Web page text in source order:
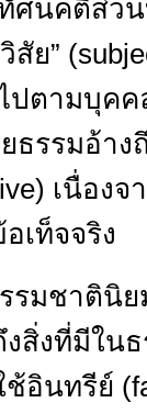
ศนคติส่ว
สัย”
ปตามบุค
รรมอ้าง
เนื่อง
เท็จจริง
รมชาตินิ
งสิ่งที่มีใน
ช้อินทรีย์ (